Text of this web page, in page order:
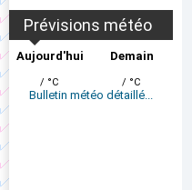
Prévisions météo
Aujourd'hui
/ °C
Demain
/ °C
Bulletin météo détaillé...